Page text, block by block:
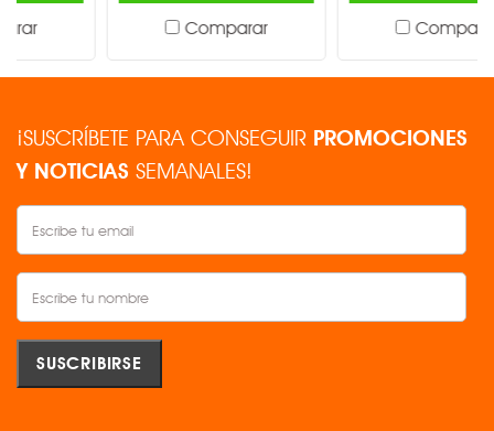
Comparar Comparar
¡SUSCRÍBETE PARA CONSEGUIR PROMOCIONES
Y NOTICIAS SEMANALES!